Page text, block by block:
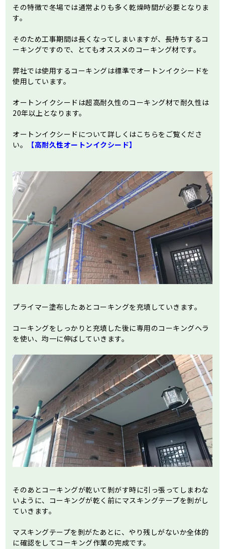
その特徴で冬場では通常よりも多く乾燥時間が必要となりま
す。
そのため工事期間は長くなってしまいますが、長持ちするコ
ーキングですので、とてもオススメのコーキング材です。
弊社では使用するコーキングは標準でオートンイクシードを
使用しています。
オートンイクシードは超高耐久性のコーキング材で耐久性は
20年以上となります。
オートンイクシードについて詳しくはこちらをご覧くださ
い。
【高耐久性オートンイクシード】
プライマー塗布したあとコーキングを充填していきます。
コーキングをしっかりと充填した後に専用のコーキングヘラ
を使い、均一に伸ばしていきます。
そのあとコーキングが乾いて剝がす時に引っ張ってしまわな
いように、コーキングが乾く前にマスキングテープを剝がし
ていきます。
マスキングテープを剝がたあとに、やり残しがないか全体的
に確認をしてコーキング作業の完成です。